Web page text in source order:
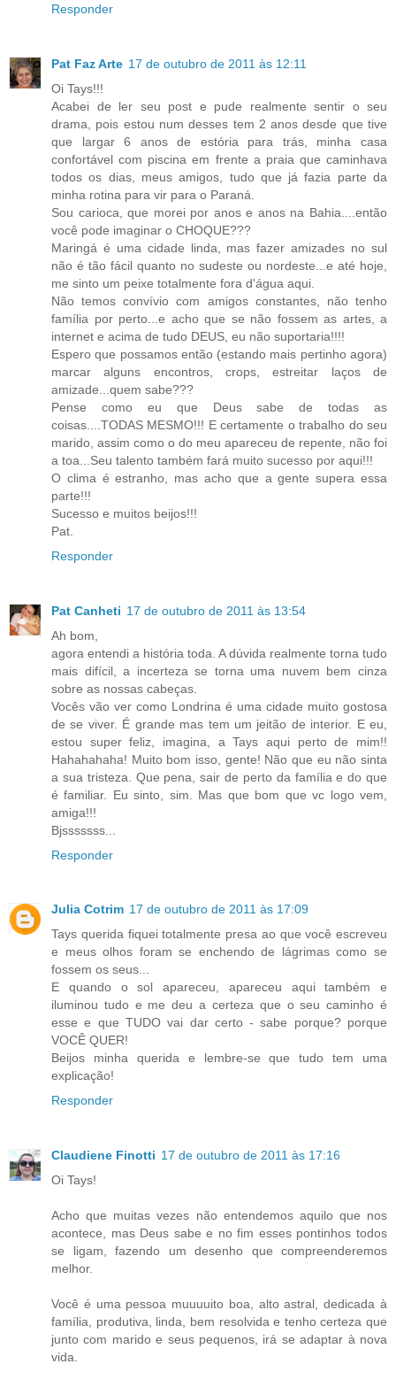
Responder
Pat Faz Arte 17 de outubro de 2011 às 12:11
Oi Tays!!!
Acabei de ler seu post e pude realmente sentir o seu
drama, pois estou num desses tem 2 anos desde que tive
que largar 6 anos de estória para trás, minha casa
confortável com piscina em frente a praia que caminhava
todos os dias, meus amigos, tudo que já fazia parte da
minha rotina para vir para o Paraná.
Sou carioca, que morei por anos e anos na Bahia....então
você pode imaginar o CHOQUE???
Maringá é uma cidade linda, mas fazer amizades no sul
não é tão fácil quanto no sudeste ou nordeste...e até hoje,
me sinto um peixe totalmente fora d'água aqui.
Não temos convívio com amigos constantes, não tenho
família por perto...e acho que se não fossem as artes, a
internet e acima de tudo DEUS, eu não suportaria!!!!
Espero que possamos então (estando mais pertinho agora)
marcar alguns encontros, crops, estreitar laços de
amizade...quem sabe???
Pense como eu que Deus sabe de todas as
coisas....TODAS MESMO!!! E certamente o trabalho do seu
marido, assim como o do meu apareceu de repente, não foi
a toa...Seu talento também fará muito sucesso por aqui!!!
O clima é estranho, mas acho que a gente supera essa
parte!!!
Sucesso e muitos beijos!!!
Pat.
Responder
Pat Canheti 17 de outubro de 2011 às 13:54
Ah bom,
agora entendi a história toda. A dúvida realmente torna tudo
mais difícil, a incerteza se torna uma nuvem bem cinza
sobre as nossas cabeças.
Vocês vão ver como Londrina é uma cidade muito gostosa
de se viver. É grande mas tem um jeitão de interior. E eu,
estou super feliz, imagina, a Tays aqui perto de mim!!
Hahahahaha! Muito bom isso, gente! Não que eu não sinta
a sua tristeza. Que pena, sair de perto da família e do que
é familiar. Eu sinto, sim. Mas que bom que vc logo vem,
amiga!!!
Bjsssssss...
Responder
Julia Cotrim 17 de outubro de 2011 às 17:09
Tays querida fiquei totalmente presa ao que você escreveu
e meus olhos foram se enchendo de lágrimas como se
fossem os seus...
E quando o sol apareceu, apareceu aqui também e
iluminou tudo e me deu a certeza que o seu caminho é
esse e que TUDO vai dar certo - sabe porque? porque
VOCÊ QUER!
Beijos minha querida e lembre-se que tudo tem uma
explicação!
Responder
Claudiene Finotti 17 de outubro de 2011 às 17:16
Oi Tays!
Acho que muitas vezes não entendemos aquilo que nos
acontece, mas Deus sabe e no fim esses pontinhos todos
se ligam, fazendo um desenho que compreenderemos
melhor.
Você é uma pessoa muuuuito boa, alto astral, dedicada à
família, produtiva, linda, bem resolvida e tenho certeza que
junto com marido e seus pequenos, irá se adaptar à nova
vida.